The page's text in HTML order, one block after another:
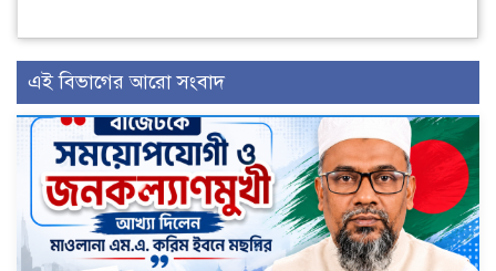
এই বিভাগের আরো সংবাদ